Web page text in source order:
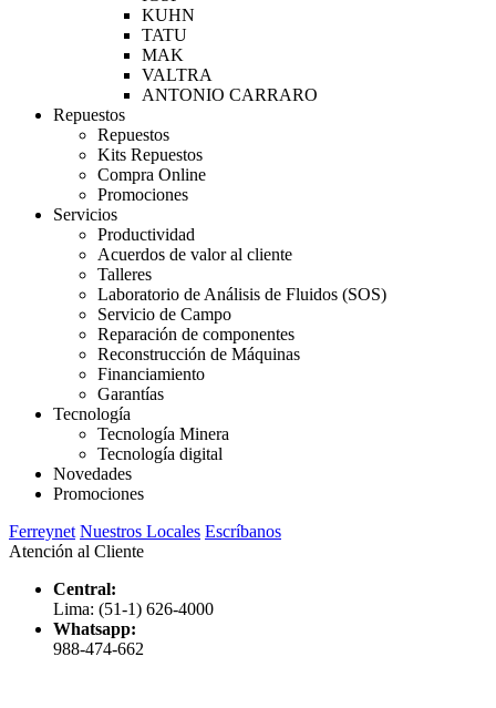
KUHN
TATU
MAK
VALTRA
ANTONIO CARRARO
Repuestos
Repuestos
Kits Repuestos
Compra Online
Promociones
Servicios
Productividad
Acuerdos de valor al cliente
Talleres
Laboratorio de Análisis de Fluidos (SOS)
Servicio de Campo
Reparación de componentes
Reconstrucción de Máquinas
Financiamiento
Garantías
Tecnología
Tecnología Minera
Tecnología digital
Novedades
Promociones
Ferreynet Nuestros Locales Escríbanos
Atención al Cliente
Central:
Lima: (51-1) 626-4000
Whatsapp:
988-474-662